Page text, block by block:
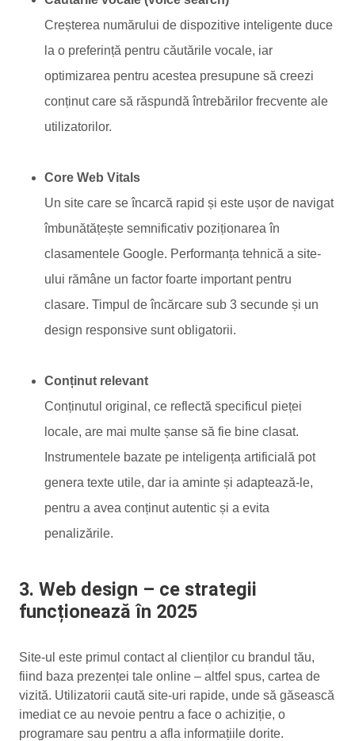
Creșterea numărului de dispozitive inteligente duce
la o preferință pentru căutările vocale, iar
optimizarea pentru acestea presupune să creezi
conținut care să răspundă întrebărilor frecvente ale
utilizatorilor.
Core Web Vitals
Un site care se încarcă rapid și este ușor de navigat
îmbunătățește semnificativ poziționarea în
clasamentele Google. Performanța tehnică a site-
ului rămâne un factor foarte important pentru
clasare. Timpul de încărcare sub 3 secunde și un
design responsive sunt obligatorii.
Conținut relevant
Conținutul original, ce reflectă specificul pieței
locale, are mai multe șanse să fie bine clasat.
Instrumentele bazate pe inteligența artificială pot
genera texte utile, dar ia aminte și adaptează-le,
pentru a avea conținut autentic și a evita
penalizările.
3. Web design – ce strategii
funcționează în 2025
Site-ul este primul contact al clienților cu brandul tău,
fiind baza prezenței tale online – altfel spus, cartea de
vizită. Utilizatorii caută site-uri rapide, unde să găsească
imediat ce au nevoie pentru a face o achiziție, o
programare sau pentru a afla informațiile dorite.